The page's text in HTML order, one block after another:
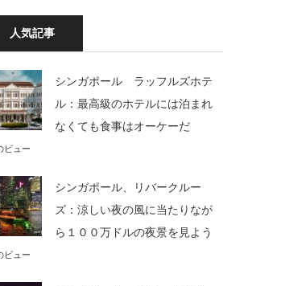
人気記事
シンガポール ラッフルズホテ
ル：最高級のホテルには泊まれ
なくても食事はオーケーだ
ビュー
シンガポール、リバークルー
ズ：涼しい夜の風に当たりなが
ら１００万ドルの夜景を見よう
ビュー